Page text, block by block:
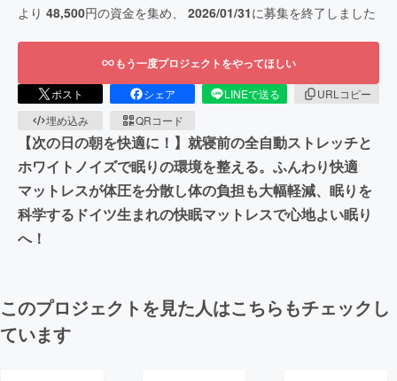
より 48,500円の資金を集め、 2026/01/31に募集を終了しました
もう一度プロジェクトをやってほしい
ポスト シェア LINEで送る
URLコピー
埋め込み
QRコード
【次の日の朝を快適に！】就寝前の全自動ストレッチと
ホワイトノイズで眠りの環境を整える。ふんわり快適
マットレスが体圧を分散し体の負担も大幅軽減、眠りを
科学するドイツ生まれの快眠マットレスで心地よい眠り
へ！
このプロジェクトを見た人はこちらもチェックし
ています